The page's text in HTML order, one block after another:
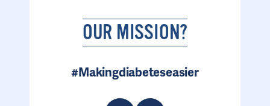
OUR MISSION?
#Makingdiabeteseasier